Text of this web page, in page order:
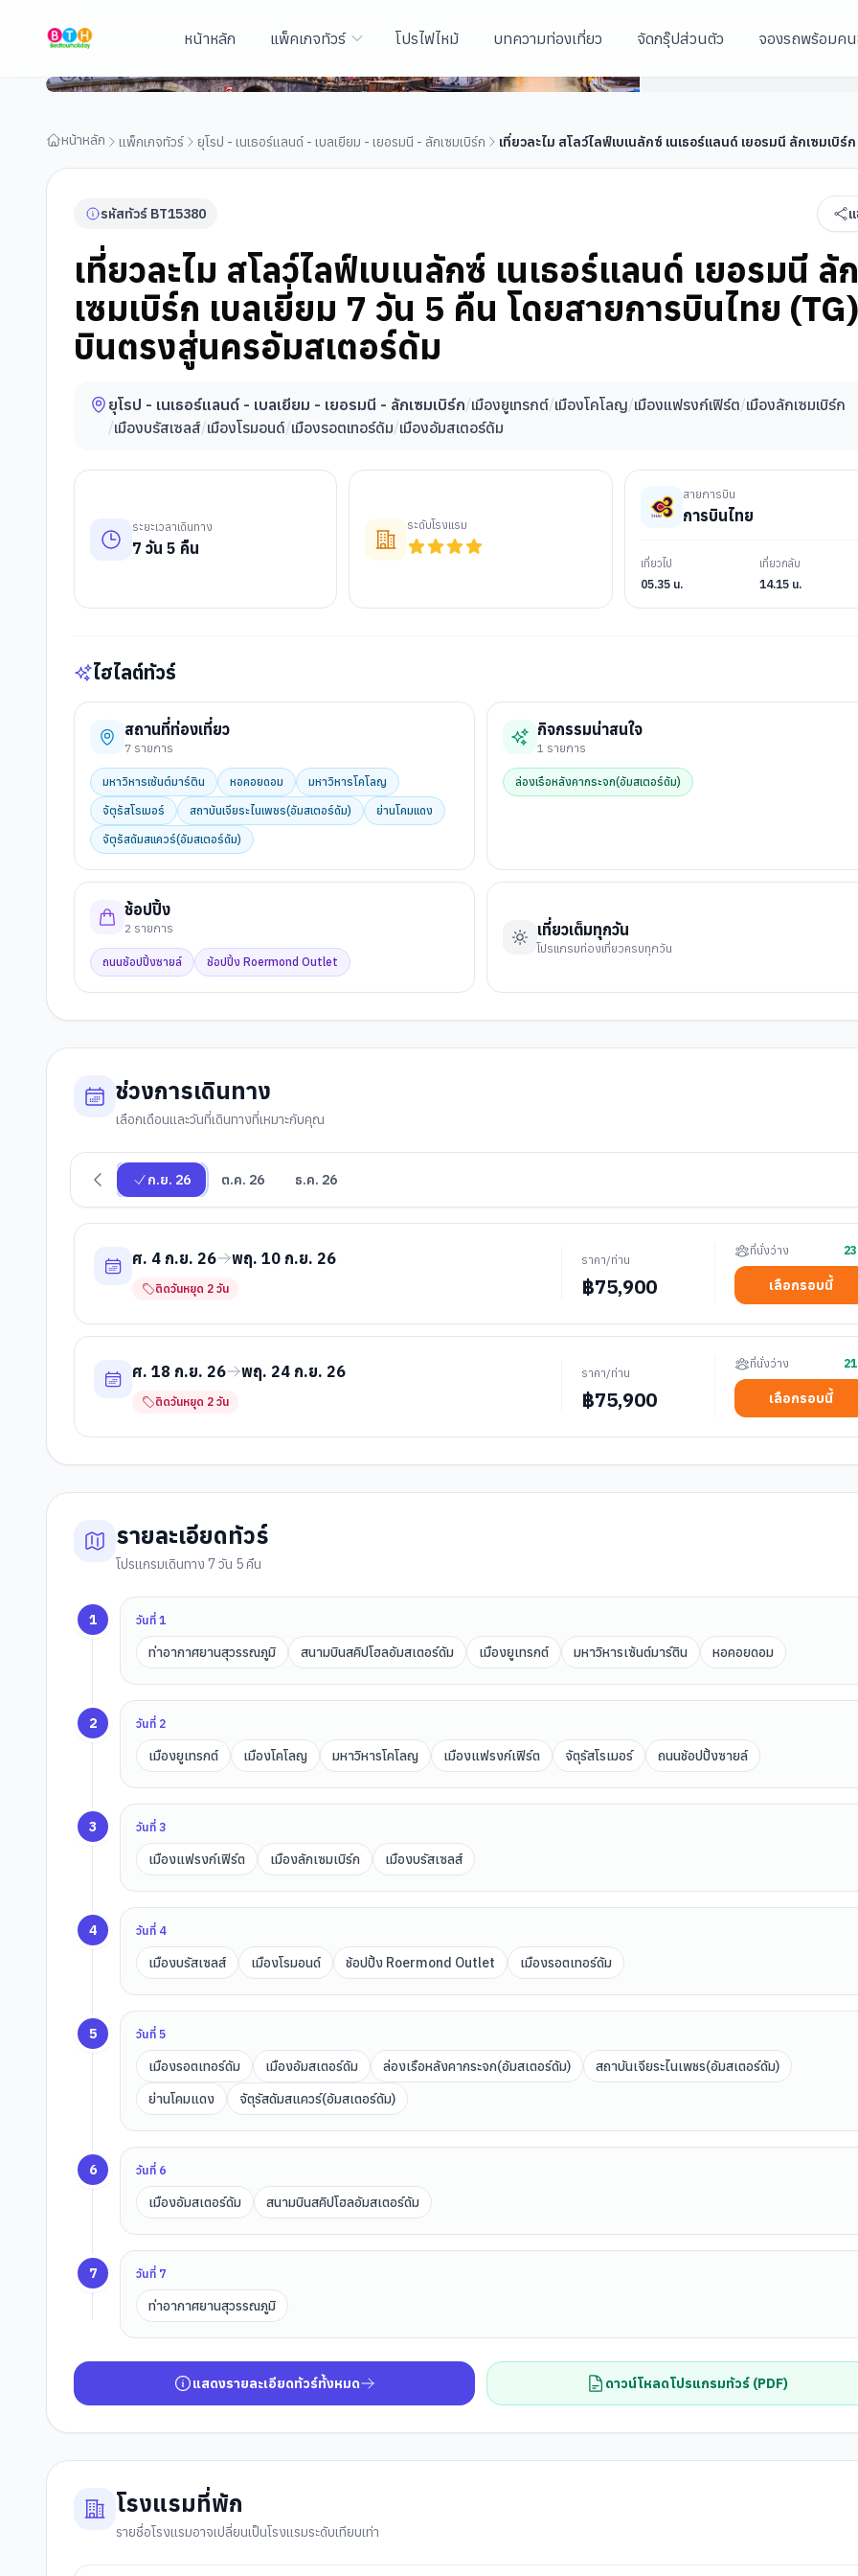
หน้าหลัก แพ็คเกจทัวร์ โปรไฟไหม้ บทความท่องเที่ยว จัดกรุ๊ปส่วนตัว จองรถพร้อมค
เที่ยวละไม สโลว์ไลฟ์เบเนลักซ์ เนเธอร์แลนด์ เยอรมนี ลักเซมเบิร์ก เบลเยี่ยม 7 วัน 5 คืน
หน้าหลัก แพ็กเกจทัวร์ ยุโรป - เนเธอร์แลนด์ - เบลเยียม - เยอรมนี - ลักเซมเบิร์ก เที่ยวละไม สโลว์ไลฟ์เบเนลักซ์ เนเธอร์แลนด์ เยอรมนี ลักเซมเ
รหัสทัวร์ BT15380
เที่ยวละไม สโลว์ไลฟ์เบเนลักซ์ เนเธอร์แลนด์ เยอรมนี ลัก
เซมเบิร์ก เบลเยี่ยม 7 วัน 5 คืน โดยสายการบินไทย (TG)
บินตรงสู่นครอัมสเตอร์ดัม
ยุโรป - เนเธอร์แลนด์ - เบลเยียม - เยอรมนี - ลักเซมเบิร์ก/เมืองยูเทรกต์/เมืองโคโลญ/เมืองแฟรงก์เฟิร์ต/เมืองลักเซมเบิร์ก
/เมืองบรัสเซลส์/เมืองโรมอนด์/เมืองรอตเทอร์ดัม/เมืองอัมสเตอร์ดัม
ระยะเวลาเดินทาง
7 วัน 5 คืน
ระดับโรงแรม
สายการบิน
การบินไทย
เที่ยวไป
05.35 น.
เที่ยวกลับ
14.15 น.
ไฮไลต์ทัวร์
สถานที่ท่องเที่ยว
7 รายการ
มหาวิหารเซ้นต์มาร์ติน หอคอยดอม
มหาวิหารโคโลญ
จัตุรัสโรเมอร์
สถาบันเจียระไนเพชร(อัมสเตอร์ดัม)
ย่านโคมแดง
จัตุรัสดัมสแควร์(อัมสเตอร์ดัม)
กิจกรรมน่าสนใจ
1 รายการ
ล่องเรือหลังคากระจก(อัมสเตอร์ดัม)
ช้อปปิ้ง
2 รายการ
ถนนช้อปปิ้งซายล์ ช้อปปิ้ง Roermond Outlet
เที่ยวเต็มทุกวัน
โปรแกรมท่องเที่ยวครบทุกวัน
ช่วงการเดินทาง
เลือกเดือนและวันที่เดินทางที่เหมาะกับคุณ
ก.ย. 26 ต.ค. 26 ธ.ค. 26
ศ. 4 ก.ย. 26 พฤ. 10 ก.ย. 26
ติดวันหยุด 2 วัน
ราคา/ท่าน
฿75,900
ที่นั่งว่าง 23
เลือกรอบนี้
ศ. 18 ก.ย. 26 พฤ. 24 ก.ย. 26
ติดวันหยุด 2 วัน
ราคา/ท่าน
฿75,900
ที่นั่งว่าง 21
เลือกรอบนี้
รายละเอียดทัวร์
โปรแกรมเดินทาง 7 วัน 5 คืน
1 วันที่1
ท่าอากาศยานสุวรรณภูมิ สนามบินสคิปโฮลอัมสเตอร์ดัม เมืองยูเทรกต์ มหาวิหารเซ้นต์มาร์ติน หอคอยดอม
2 วันที่ 2
เมืองยูเทรกต์ เมืองโคโลญ มหาวิหารโคโลญ เมืองแฟรงก์เฟิร์ต จัตุรัสโรเมอร์ ถนนช้อปปิ้งซายล์
3 วันที่3
เมืองแฟรงก์เฟิร์ต เมืองลักเซมเบิร์ก เมืองบรัสเซลส์
4 วันที่ 4
เมืองบรัสเซลส์ เมืองโรมอนด์ ช้อปปิ้ง Roermond Outlet เมืองรอตเทอร์ดัม
5 วันที่5
เมืองรอตเทอร์ดัม เมืองอัมสเตอร์ดัม ล่องเรือหลังคากระจก(อัมสเตอร์ดัม)
สถาบันเจียระไนเพชร(อัมสเตอร์ดัม)
ย่านโคมแดง
จัตุรัสดัมสแควร์(อัมสเตอร์ดัม)
6 วันที่ 6
เมืองอัมสเตอร์ดัม สนามบินสคิปโฮลอัมสเตอร์ดัม
7 วันที่ 7
ท่าอากาศยานสุวรรณภูมิ
แสดงรายละเอียดทัวร์ทั้งหมด ดาวน์โหลดโปรแกรมทัวร์ (PDF)
โรงแรมที่พัก
รายชื่อโรงแรมอาจเปลี่ยนเป็นโรงแรมระดับเทียบเท่า